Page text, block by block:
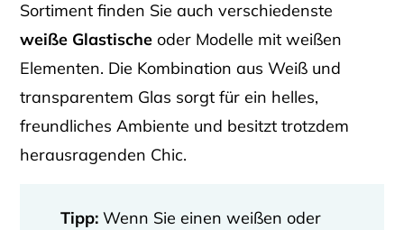
Sortiment finden Sie auch verschiedenste
weiße Glastische oder Modelle mit weißen
Elementen. Die Kombination aus Weiß und
transparentem Glas sorgt für ein helles,
freundliches Ambiente und besitzt trotzdem
herausragenden Chic.
Tipp: Wenn Sie einen weißen oder